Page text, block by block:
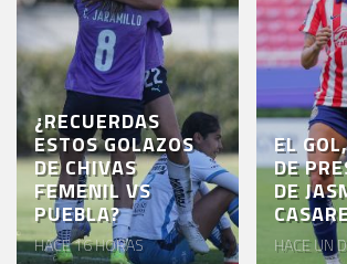
¿RECUERDAS
ESTOS GOLAZOS
DE CHIVAS
FEMENIL VS
PUEBLA?
HACE 16 HORAS
EL
DE
DE
HACE UN